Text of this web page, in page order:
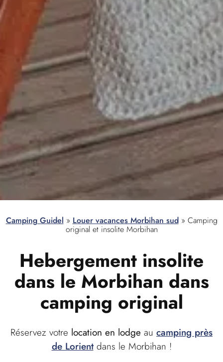
Camping Guidel » Louer vacances Morbihan sud» Camping
original et insolite Morbihan
Hebergement insolite
dans le Morbihan dans
camping original
Réservez votre location en lodge au camping près
de Lorientdans le Morbihan !